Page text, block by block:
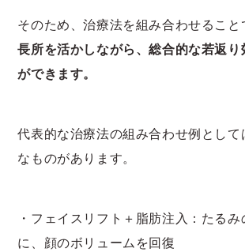
そのため、治療法を組み合わせること
長所を活かしながら、総合的な若返り
ができます。
代表的な治療法の組み合わせ例として
なものがあります。
・フェイスリフト＋脂肪注入：たる
に、顔のボリュームを回復